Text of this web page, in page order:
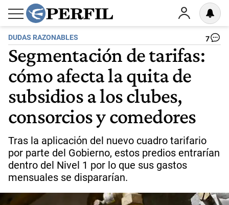
DUDAS RAZONABLES 7
Segmentación de tarifas:
cómo afecta la quita de
subsidios a los clubes,
consorcios y comedores
Tras la aplicación del nuevo cuadro tarifario
por parte del Gobierno, estos predios entrarían
dentro del Nivel 1 por lo que sus gastos
mensuales se dispararían.